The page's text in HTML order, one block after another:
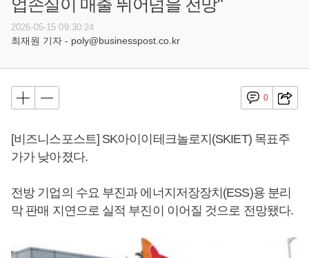
업손실이 매출 뛰어넘을 전망"
2026-05-15 09:30:24
최재원 기자 - poly@businesspost.co.kr
0
[비즈니스포스트] SK아이이테크놀로지(SKIET) 목표주
가가 낮아졌다.
전방 기업의 수요 부진과 에너지저장장치(ESS)용 분리
막 판매 지연으로 실적 부진이 이어질 것으로 전망됐다.